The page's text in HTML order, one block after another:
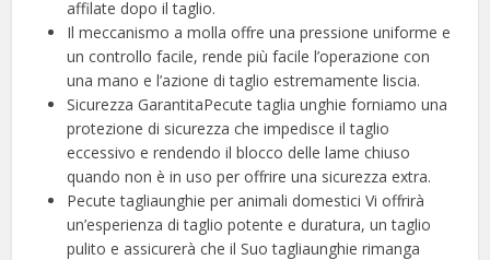
affilate dopo il taglio.
Il meccanismo a molla offre una pressione uniforme e
un controllo facile, rende più facile l’operazione con
una mano e l’azione di taglio estremamente liscia.
Sicurezza GarantitaPecute taglia unghie forniamo una
protezione di sicurezza che impedisce il taglio
eccessivo e rendendo il blocco delle lame chiuso
quando non è in uso per offrire una sicurezza extra.
Pecute tagliaunghie per animali domestici Vi offrirà
un’esperienza di taglio potente e duratura, un taglio
pulito e assicurerà che il Suo tagliaunghie rimanga